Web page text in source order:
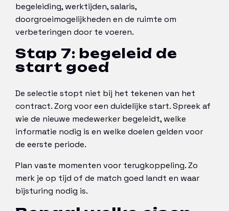
begeleiding, werktijden, salaris,
doorgroeimogelijkheden en de ruimte om
verbeteringen door te voeren.
Stap 7: begeleid de
start goed
De selectie stopt niet bij het tekenen van het
contract. Zorg voor een duidelijke start. Spreek af
wie de nieuwe medewerker begeleidt, welke
informatie nodig is en welke doelen gelden voor
de eerste periode.
Plan vaste momenten voor terugkoppeling. Zo
merk je op tijd of de match goed landt en waar
bijsturing nodig is.